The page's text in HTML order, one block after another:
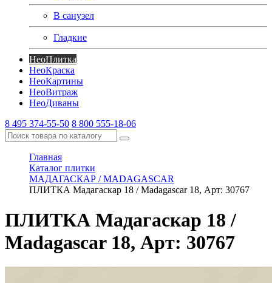
В санузел
Гладкие
НеоПлитка
НеоКраска
НеоКартины
НеоВитраж
НеоДиваны
8 495 374-55-50 8 800 555-18-06
Главная
Каталог плитки
МАДАГАСКАР / MADAGASCAR
ПЛИТКА Мадагаскар 18 / Madagascar 18, Арт: 30767
ПЛИТКА Мадагаскар 18 /
Madagascar 18, Арт: 30767